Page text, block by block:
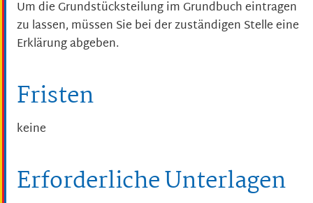
Um die Grundstücksteilung im Grundbuch eintragen
zu lassen, müssen Sie bei der zuständigen Stelle eine
Erklärung abgeben.
Fristen
keine
Erforderliche Unterlagen